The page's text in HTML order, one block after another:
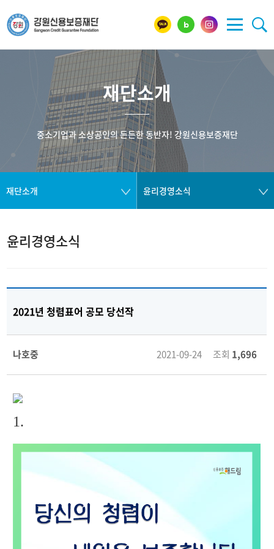
재단소개
중소기업과 소상공인의 든든한 동반자! 강원신용보증재단
재단소개 윤리경영소식
윤리경영소식
2021년 청렴표어 공모 당선작
나호중 2021-09-24 조회 1,696
1.